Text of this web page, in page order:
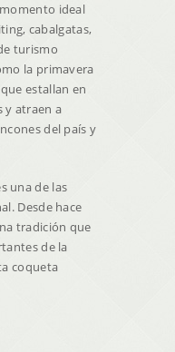
ideal
cabalgatas,
turismo
la primavera
estallan en
y atraen a
del país y
una de las
Desde hace
tradición que
de la
coqueta